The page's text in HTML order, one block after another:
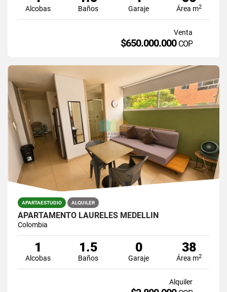
Alcobas Baños Garaje Área m2
Venta
$650.000.000 COP
APARTAESTUDIO ALQUILER
APARTAMENTO LAURELES MEDELLÍN
Colombia
1
Alcobas
1.5
Baños
0
Garaje
38
Área m2
Alquiler